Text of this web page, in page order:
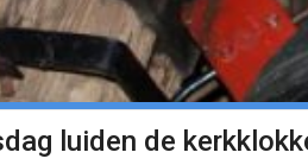
luiden de